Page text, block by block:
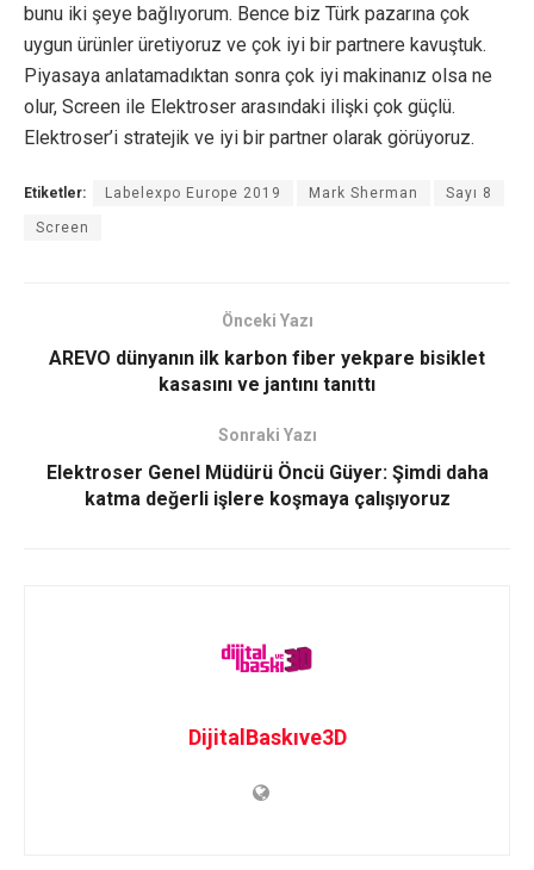
bunu iki şeye bağlıyorum. Bence biz Türk pazarına çok
uygun ürünler üretiyoruz ve çok iyi bir partnere kavuştuk.
Piyasaya anlatamadıktan sonra çok iyi makinanız olsa ne
olur, Screen ile Elektroser arasındaki ilişki çok güçlü.
Elektroser’i stratejik ve iyi bir partner olarak görüyoruz.
Etiketler: Labelexpo Europe 2019 Mark Sherman Sayı 8
Screen
Önceki Yazı
AREVO dünyanın ilk karbon fiber yekpare bisiklet
kasasını ve jantını tanıttı
Sonraki Yazı
Elektroser Genel Müdürü Öncü Güyer: Şimdi daha
katma değerli işlere koşmaya çalışıyoruz
DijitalBaskıve3D